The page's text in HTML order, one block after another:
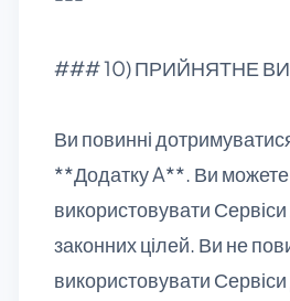
### 10) ПРИЙНЯТНЕ
Ви повинні
**Додатку A**. Ви можете
використовувати
законних цілей. Ви не
використовувати